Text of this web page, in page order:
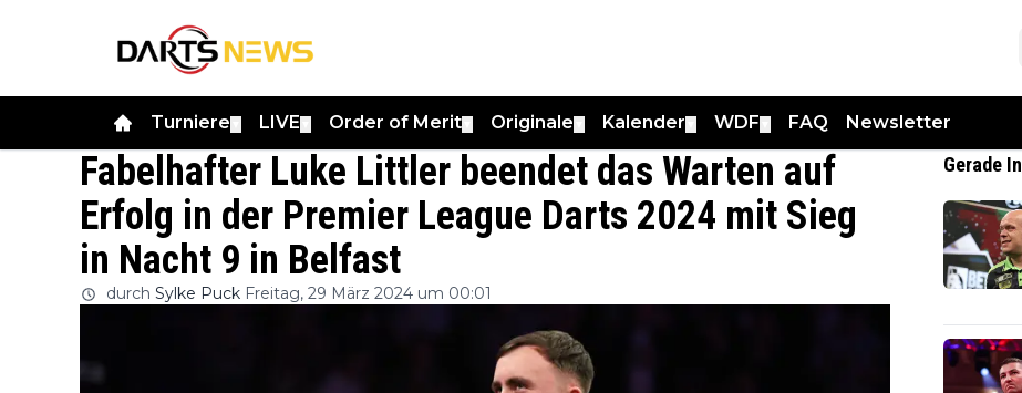
Turniere LIVE Order of Merit Originale Kalender WDF FAQ Newsletter
Fabelhafter Luke Littler beendet das Warten auf
Erfolg in der Premier League Darts 2024 mit Sieg
in Nacht 9 in Belfast
durch Sylke Puck Freitag, 29 März 2024 um 00:01
Gerade In